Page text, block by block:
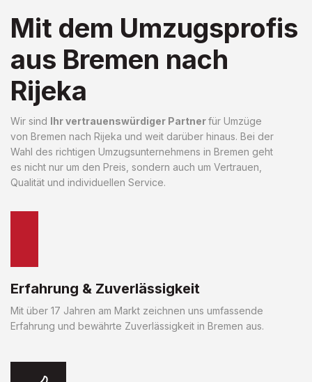
Mit dem Umzugsprofis
aus Bremen nach
Rijeka
Wir sind Ihr vertrauenswürdiger Partnerfür Umzüge
von Bremen nach Rijeka und weit darüber hinaus. Bei der
Wahl des richtigen Umzugsunternehmens in Bremen geht
es nicht nur um den Preis, sondern auch um Vertrauen,
Qualität und individuellen Service.
Erfahrung & Zuverlässigkeit
Mit über 17 Jahren am Markt zeichnen uns umfassende
Erfahrung und bewährte Zuverlässigkeit in Bremen aus.